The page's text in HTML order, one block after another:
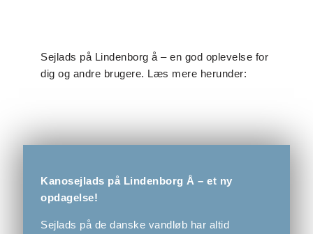
Sejlads på Lindenborg å – en god oplevelse for
dig og andre brugere. Læs mere herunder:
Kanosejlads på Lindenborg Å – et ny
opdagelse!
Sejlads på de danske vandløb har altid